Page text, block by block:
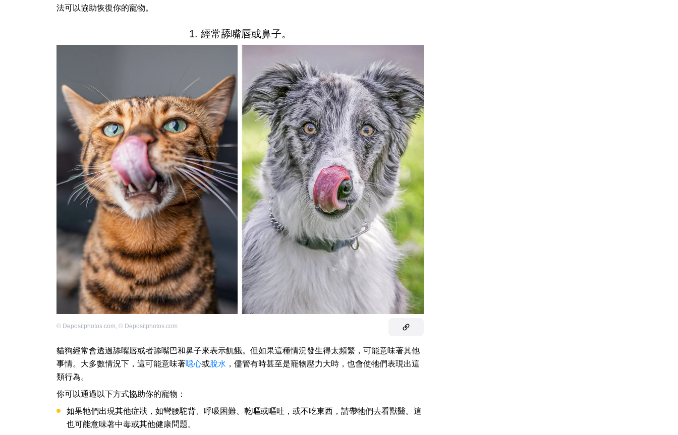
法可以協助恢復你的寵物。
1. 經常舔嘴唇或鼻子。
© Depositphotos.com, © Depositphotos.com
貓狗經常會透過舔嘴唇或者舔嘴巴和鼻子來表示飢餓。但如果這種情況發生得太頻繁，可能意味著其他
事情。大多數情況下，這可能意味著噁心或脫水 ，儘管有時甚至是寵物壓力大時，也會使牠們表現出這
類行為。
你可以通過以下方式協助你的寵物：
如果牠們出現其他症狀，如彎腰駝背、呼吸困難、乾嘔或嘔吐，或不吃東西，請帶牠們去看獸醫。這
也可能意味著中毒或其他健康問題。